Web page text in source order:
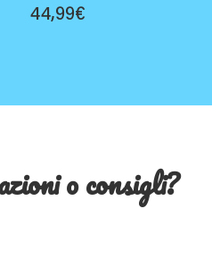
44,99€
o consigli?